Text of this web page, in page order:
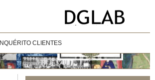
INQUÉRITO CLIENTES